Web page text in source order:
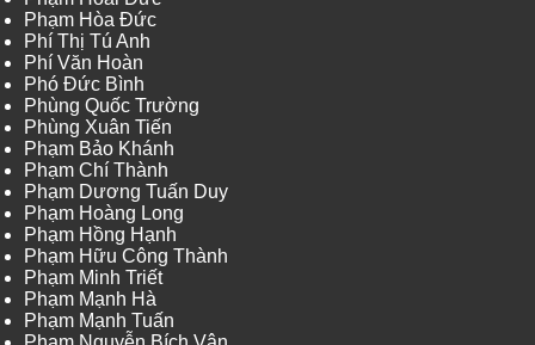
Phạm Hòa Đức
Phí Thị Tú Anh
Phí Văn Hoàn
Phó Đức Bình
Phùng Quốc Trường
Phùng Xuân Tiến
Phạm Bảo Khánh
Phạm Chí Thành
Phạm Dương Tuấn Duy
Phạm Hoàng Long
Phạm Hồng Hạnh
Phạm Hữu Công Thành
Phạm Minh Triết
Phạm Mạnh Hà
Phạm Mạnh Tuấn